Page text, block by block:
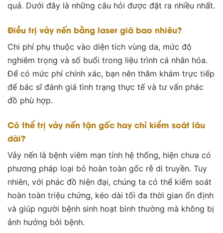
quả. Dưới đây là những câu hỏi được đặt ra nhiều nhất.
Điều trị vảy nến bằng laser giá bao nhiêu?
Chi phí phụ thuộc vào diện tích vùng da, mức độ
nghiêm trọng và số buổi trong liệu trình cá nhân hóa.
Để có mức phí chính xác, bạn nên thăm khám trực tiếp
để bác sĩ đánh giá tình trạng thực tế và tư vấn phác
đồ phù hợp.
Có thể trị vảy nến tận gốc hay chỉ kiểm soát lâu
dài?
Vảy nến là bệnh viêm mạn tính hệ thống, hiện chưa có
phương pháp loại bỏ hoàn toàn gốc rễ di truyền. Tuy
nhiên, với phác đồ hiện đại, chúng ta có thể kiểm soát
hoàn toàn triệu chứng, kéo dài tối đa thời gian ổn định
và giúp người bệnh sinh hoạt bình thường mà không bị
ảnh hưởng bởi bệnh.